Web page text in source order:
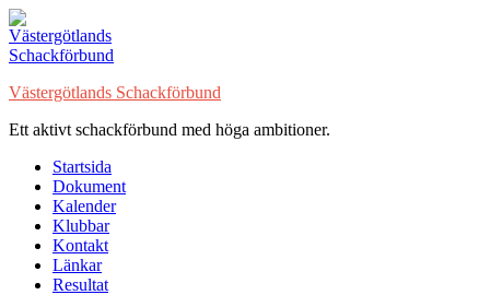
Hoppa
till
innehåll
Västergötlands Schackförbund
Ett aktivt schackförbund med höga ambitioner.
Startsida
Dokument
Kalender
Klubbar
Kontakt
Länkar
Resultat